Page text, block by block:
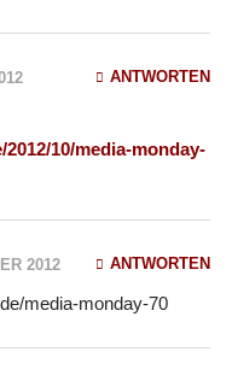
ANTWORTEN
10/media-monday-
2012 ANTWORTEN
media-monday-70